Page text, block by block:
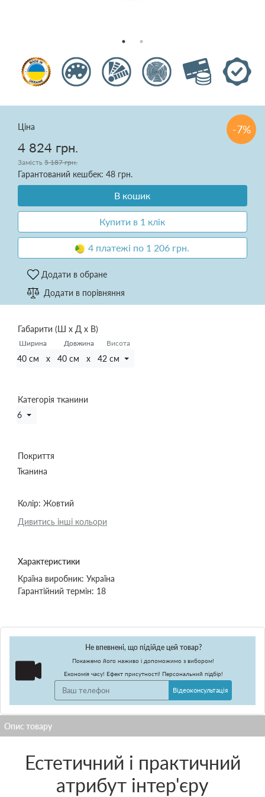
Текстиль для спальні
-7%
Ціна
4 824 грн.
Замість 5 187 грн.
Гарантований кешбек: 48 грн.
В кошик
Купити в 1 клік
4 платежі по 1 206 грн.
Додати в обране
Додати в порівняння
Габарити (Ш х Д х В)
Ширина Довжина
Ширина Довжина Висота
40 см x 40 см x 42 см
Категорія тканини
6
Покриття
Тканина
Колір: Жовтий
Дивитись інші кольори
Характеристики
Країна виробник: Україна
Гарантійний термін: 18
Не впевнені, що підійде цей товар?
Покажемо його наживо і допоможимо з вибором!
Економія часу! Ефект присутності! Персональний підбір!
Відеоконсультація
Естетичний і практичний
атрибут інтер'єру